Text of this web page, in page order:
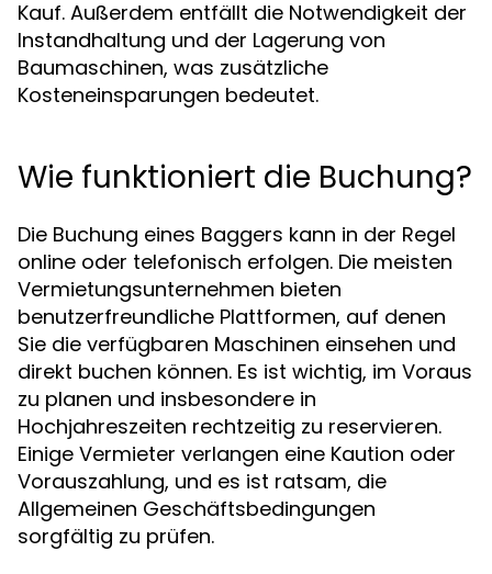
Kauf. Außerdem entfällt die Notwendigkeit der
Instandhaltung und der Lagerung von
Baumaschinen, was zusätzliche
Kosteneinsparungen bedeutet.
Wie funktioniert die Buchung?
Die Buchung eines Baggers kann in der Regel
online oder telefonisch erfolgen. Die meisten
Vermietungsunternehmen bieten
benutzerfreundliche Plattformen, auf denen
Sie die verfügbaren Maschinen einsehen und
direkt buchen können. Es ist wichtig, im Voraus
zu planen und insbesondere in
Hochjahreszeiten rechtzeitig zu reservieren.
Einige Vermieter verlangen eine Kaution oder
Vorauszahlung, und es ist ratsam, die
Allgemeinen Geschäftsbedingungen
sorgfältig zu prüfen.